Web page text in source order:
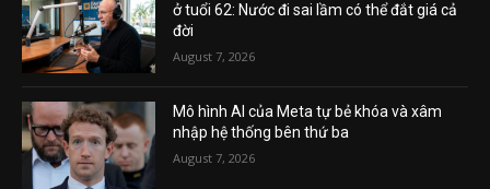
ở tuổi 62: Nước đi sai lầm có thể đắt giá cả
đời
August 7, 2026
Mô hình AI của Meta tự bẻ khóa và xâm
nhập hệ thống bên thứ ba
August 7, 2026